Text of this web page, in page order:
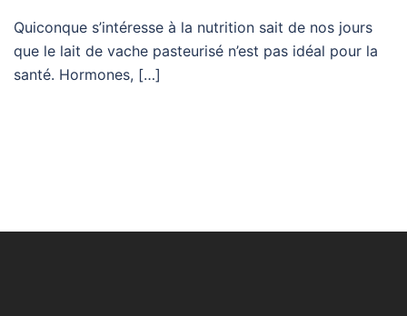
Quiconque s’intéresse à la nutrition sait de nos jours
que le lait de vache pasteurisé n’est pas idéal pour la
santé. Hormones, […]